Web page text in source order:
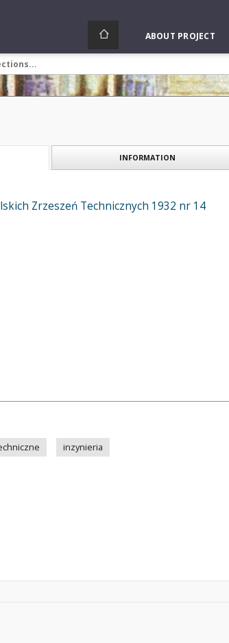
ABOUT PROJECT
INFORMATION
Zrzeszeń Technicznych 1932 nr 14
inzynieria